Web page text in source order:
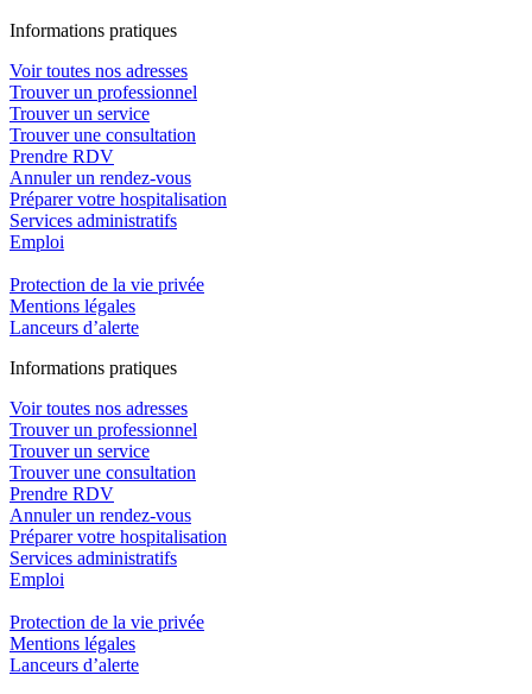
Informations pratiques
Voir toutes nos adresses
Trouver un professionnel
Trouver un service
Trouver une consultation
Prendre RDV
Annuler un rendez-vous
Préparer votre hospitalisation
Services administratifs
Emploi​
Protection de la vie privée
Mentions légales
Lanceurs d’alerte
Informations pratiques
Voir toutes nos adresses
Trouver un professionnel
Trouver un service
Trouver une consultation
Prendre RDV
Annuler un rendez-vous
Préparer votre hospitalisation
Services administratifs
Emploi​
Protection de la vie privée
Mentions légales
Lanceurs d’alerte